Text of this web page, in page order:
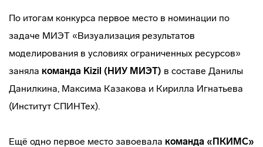
По итогам конкурса первое место в номинации по
задаче МИЭТ «Визуализация результатов
моделирования в условиях ограниченных ресурсов»
заняла команда Kizil (НИУ МИЭТ) в составе Данилы
Данилкина, Максима Казакова и Кирилла Игнатьева
(Институт СПИНТех).
Ещё одно первое место завоевала команда «ПКИМС»